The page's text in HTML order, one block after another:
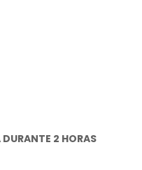
2 HORAS